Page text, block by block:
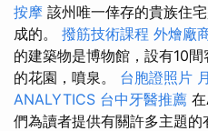
按摩 該州唯一倖存的貴族住
成的。 撥筋技術課程 外燴廠
的建築物是博物館，設有10
的花園，噴泉。 台胞證照片
ANALYTICS 台中牙醫推薦
們為讀者提供有關許多主題的